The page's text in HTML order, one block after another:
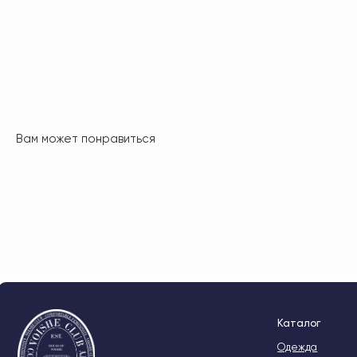
Вам может понравиться
Lookbook
О бренде